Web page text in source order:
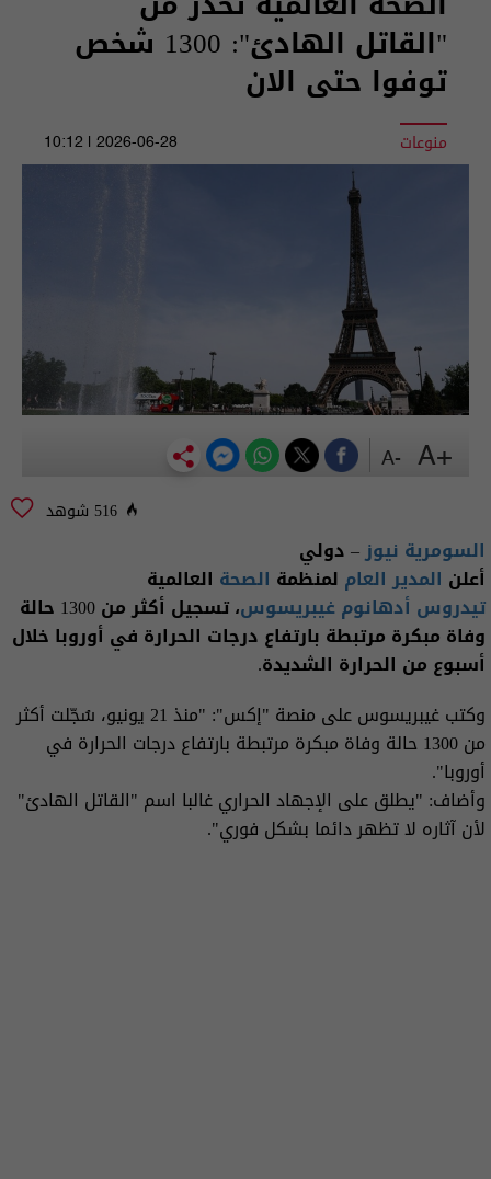
"القاتل الهادئ": 1300 شخص
توفوا حتى الان
منوعات 2026-06-28 | 10:12
516 شوهد
السومرية نيوز– دولي
أعلن المدير العام لمنظمة الصحة العالمية
تيدروس أدهانوم غيبريسوس
، تسجيل أكثر من 1300 حالة
وفاة مبكرة مرتبطة بارتفاع درجات الحرارة في أوروبا خلال
أسبوع من الحرارة الشديدة.
وكتب غيبريسوس على منصة "إكس": "منذ 21 يونيو، سُجّلت أكثر
من 1300 حالة وفاة مبكرة مرتبطة بارتفاع درجات الحرارة في
أوروبا".
وأضاف: "يطلق على الإجهاد الحراري غالبا اسم "القاتل الهادئ"
لأن آثاره لا تظهر دائما بشكل فوري".
+A
-A